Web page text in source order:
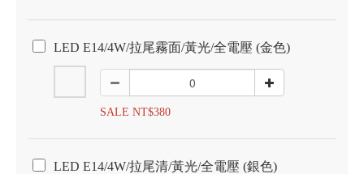
LED E14/4W/拉尾霧面/黃光/全電壓 (金色)
SALE NT$380
LED E14/4W/拉尾清/黃光/全電壓 (銀色)